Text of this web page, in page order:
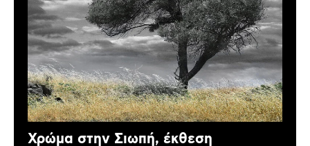
Χρώμα στην Σιωπή, έκθεση